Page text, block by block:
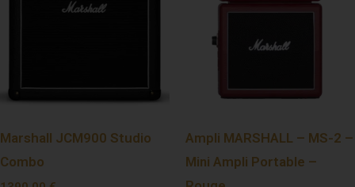
Marshall JCM900 Studio
Combo
Ampli MARSHALL – MS-2 –
Mini Ampli Portable –